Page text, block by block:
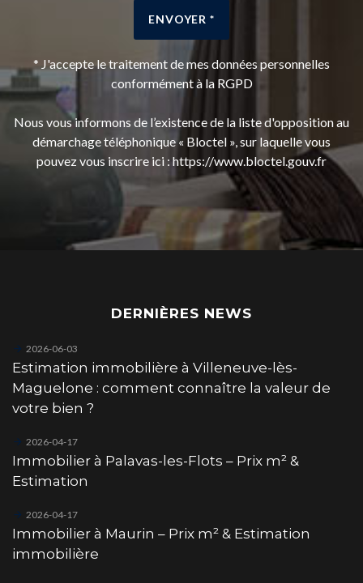
ENVOYER *
* J'accepte le traitement de mes données personnelles
conformément à la RGPD
Nous vous informons de l’existence de la liste d'opposition au
démarchage téléphonique « Bloctel », sur laquelle vous
pouvez vous inscrire ici : https://www.bloctel.gouv.fr
DERNIÈRES NEWS
2026-06-03
Estimation immobilière à Villeneuve-lès-
Maguelone : comment connaître la valeur de
votre bien ?
2026-04-17
Immobilier à Palavas-les-Flots – Prix m² &
Estimation
2026-04-17
Immobilier à Maurin – Prix m² & Estimation
immobilière